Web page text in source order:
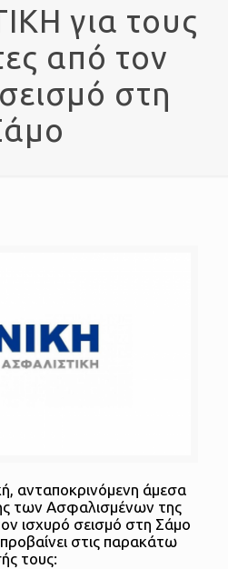
για τους
από τον
στη
ανταποκρινόμενη άμεσα
των Ασφαλισμένων της
ισχυρό σεισμό στη Σάμο
στις παρακάτω
τους: